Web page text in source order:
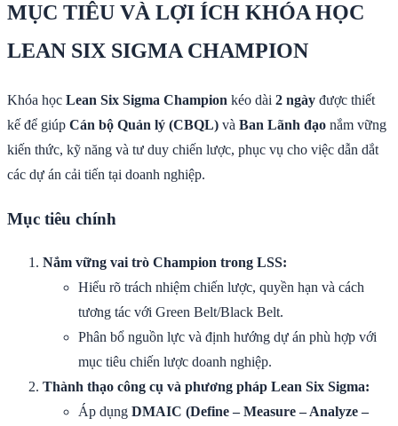
MỤC TIÊU VÀ LỢI ÍCH KHÓA HỌC
LEAN SIX SIGMA CHAMPION
Khóa học Lean Six Sigma Champion kéo dài 2 ngày được thiết
kế để giúp Cán bộ Quản lý (CBQL) và Ban Lãnh đạo nắm vững
kiến thức, kỹ năng và tư duy chiến lược, phục vụ cho việc dẫn dắt
các dự án cải tiến tại doanh nghiệp.
Mục tiêu chính
Nắm vững vai trò Champion trong LSS:
Hiểu rõ trách nhiệm chiến lược, quyền hạn và cách
tương tác với Green Belt/Black Belt.
Phân bổ nguồn lực và định hướng dự án phù hợp với
mục tiêu chiến lược doanh nghiệp.
Thành thạo công cụ và phương pháp Lean Six Sigma:
Áp dụng DMAIC (Define – Measure – Analyze –